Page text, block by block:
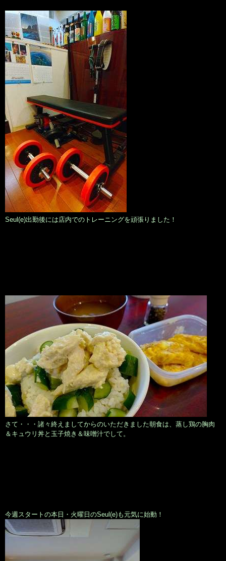
Seul(e)出勤後には店内でのトレーニングを頑張りました！
さて・・・諸々終えましてからのいただきました朝食は、蒸し鶏の胸肉
＆キュウリ丼と玉子焼き＆味噌汁でして。
今週スタートの本日・火曜日のSeul(e)も元気に始動！